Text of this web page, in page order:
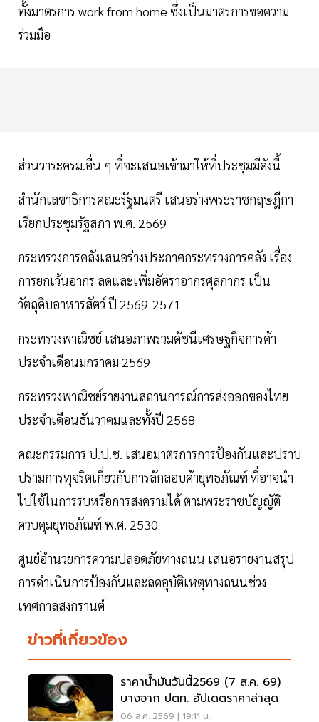
ทั้งมาตรการ work from home ซึ่งเป็นมาตรการขอความ
ร่วมมือ
ส่วนวาระครม.อื่น ๆ ที่จะเสนอเข้ามาให้ที่ประชุมมีดังนี้
สำนักเลขาธิการคณะรัฐมนตรี เสนอร่างพระราชกฤษฎีกา
เรียกประชุมรัฐสภา พ.ศ. 2569
กระทรวงการคลังเสนอร่างประกาศกระทรวงการคลัง เรื่อง
การยกเว้นอากร ลดและเพิ่มอัตราอากรศุลกากร เป็น
วัตถุดิบอาหารสัตว์ ปี 2569-2571
กระทรวงพาณิชย์ เสนอภาพรวมดัชนีเศรษฐกิจการค้า
ประจำเดือนมกราคม 2569
กระทรวงพาณิชย์รายงานสถานการณ์การส่งออกของไทย
ประจำเดือนธันวาคมและทั้งปี 2568
คณะกรรมการ ป.ป.ช. เสนอมาตรการการป้องกันและปราบ
ปรามการทุจริตเกี่ยวกับการลักลอบค้ายุทธภัณฑ์ ที่อาจนำ
ไปใช้ในการรบหรือการสงครามได้ ตามพระราชบัญญัติ
ควบคุมยุทธภัณฑ์ พ.ศ. 2530
ศูนย์อำนวยการความปลอดภัยทางถนน เสนอรายงานสรุป
การดำเนินการป้องกันและลดอุบัติเหตุทางถนนช่วง
เทศกาลสงกรานต์
ข่าวที่เกี่ยวข้อง
ราคาน้ำมันวันนี้2569 (7 ส.ค. 69)
บางจาก ปตท. อัปเดตราคาล่าสุด
06 ส.ค. 2569 | 19:11 น.